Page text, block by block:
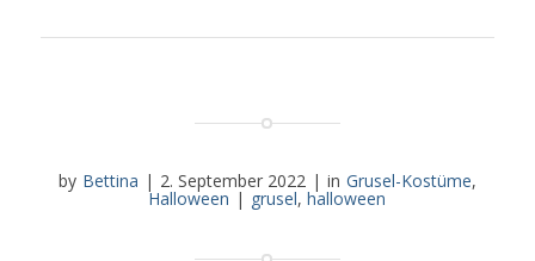
by Bettina | 2. September 2022 | in Grusel-Kostüme,
Halloween | grusel,halloween